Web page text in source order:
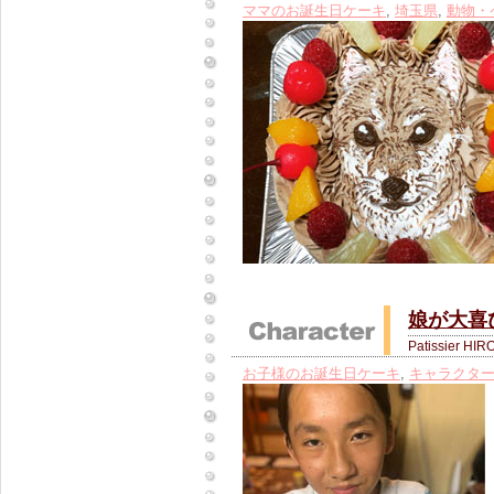
ママのお誕生日ケーキ, 埼玉県, 動物・
娘が大喜
Patissier
お子様のお誕生日ケーキ, キャラクタ